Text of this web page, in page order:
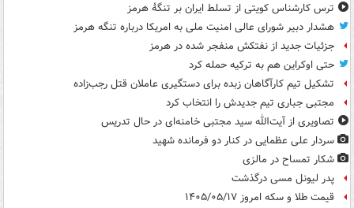
ترس کارشناس کویتی از تسلط ایران بر تنگۀ هرمز
هشدار دبیر شورای عالی امنیت ملی به امریکا درباره تنگه هرمز
جزئیات جدید از نفتکش منفجر شده در هرمز
حتی اوکراین هم به ترکیه حمله کرد
تشکیل تیم کارآگاهان زبده برای دستگیری عاملان قتل رجب‌زاده
مجتبی جباری تیم جدیدش را انتخاب کرد
تصاویری از آیت‌الله سید مجتبی خامنه‌ای در حال تدریس
سردار علی عظمایی در کنار دو فرمانده شهید
شکار تمساح در مالزی
پدر لیونل مسی درگذشت
قیمت طلا و سکه امروز ۱۴۰۵/۰۵/۱۷